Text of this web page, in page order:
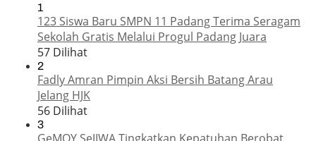
1
123 Siswa Baru SMPN 11 Padang Terima Seragam
Sekolah Gratis Melalui Progul Padang Juara
57 Dilihat
2
Fadly Amran Pimpin Aksi Bersih Batang Arau
Jelang HJK
56 Dilihat
3